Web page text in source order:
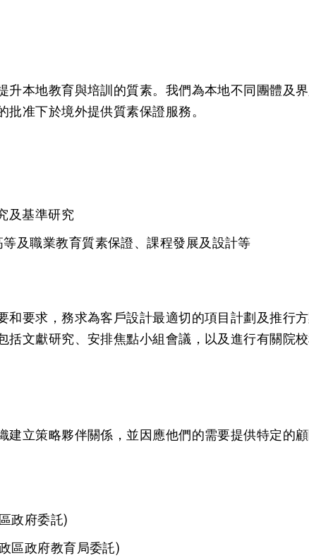
升本地教育與培訓的質素。我們為本地不同團體及
准下於境外提供質素保證服務。
及基準研究
及職業教育質素保證、課程發展及設計等
和要求，務求為客戶設計最適切的項目計劃及推行
括文獻研究、安排焦點小組會議，以及進行有關院
建立策略夥伴關係，並因應他們的需要提供特定的
政府委託)
區政府教育局委託)